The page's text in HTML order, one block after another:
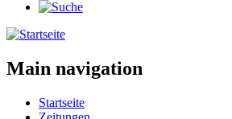
Main navigation
Startseite